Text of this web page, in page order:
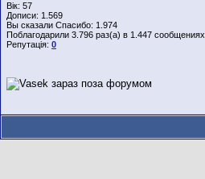
Вік: 57
Дописи: 1.569
Вы сказали Спасибо: 1.974
Поблагодарили 3.796 раз(а) в 1.447 сообщениях
Репутація: 0